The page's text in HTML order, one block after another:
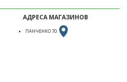
АДРЕСА МАГАЗИНОВ
ПАНЧЕНКО 70